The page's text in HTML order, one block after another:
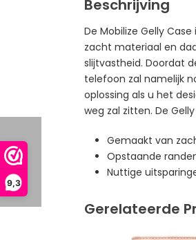
9,3
Beschrijving
De Mobilize Gelly
zacht materiaal en
slijtvastheid. Doordat
telefoon zal namelijk
oplossing als u het
weg zal zitten. De
Gemaakt van
Opstaande
Nuttige
Gerelateerde